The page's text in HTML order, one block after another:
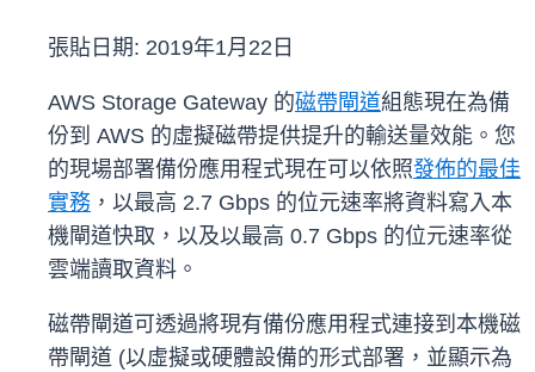
張貼日期: 2019年1月22日
AWS Storage Gateway 的磁帶閘道組態現在為備
份到 AWS 的虛擬磁帶提供提升的輸送量效能。您
的現場部署備份應用程式現在可以依照發佈的最佳
實務 ，以最高 2.7 Gbps 的位元速率將資料寫入本
機閘道快取，以及以最高 0.7 Gbps 的位元速率從
雲端讀取資料。
磁帶閘道可透過將現有備份應用程式連接到本機磁
帶閘道 (以虛擬或硬體設備的形式部署，並顯示為